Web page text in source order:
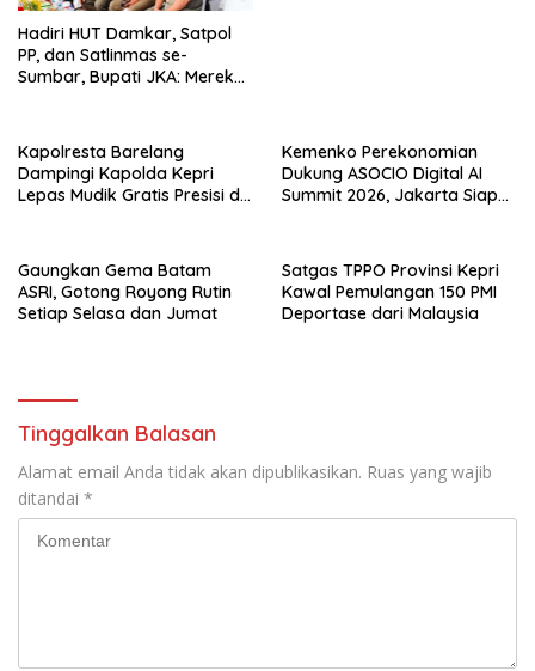
Hadiri HUT Damkar, Satpol
PP, dan Satlinmas se-
Sumbar, Bupati JKA: Mereka
Kapolresta Barelang
Dampingi Kapolda Kepri
Lepas Mudik Gratis Presisi di
Kemenko Perekonomian
Dukung ASOCIO Digital AI
Summit 2026, Jakarta Siap
Gaungkan Gema Batam
ASRI, Gotong Royong Rutin
Setiap Selasa dan Jumat
Satgas TPPO Provinsi Kepri
Kawal Pemulangan 150 PMI
Deportase dari Malaysia
Tinggalkan Balasan
Alamat email Anda tidak akan dipublikasikan. Ruas yang wajib
ditandai *